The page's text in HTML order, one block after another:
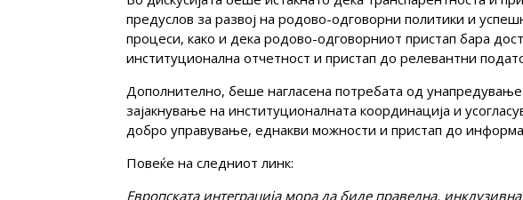
предуслов за развој на родово-одговорни политики и
процеси, како и дека родово-одговорниот пристап бара
институционална отчетност и пристап до релевантни
Дополнително, беше нагласена потребата од унапредување
зајакнување на институционалната координација и
добро управување, еднакви можности и пристап до
Повеќе на следниот линк:
Европската интеграција мора да биде праведна,